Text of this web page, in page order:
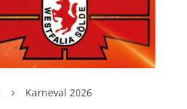
5 Karneval 2026